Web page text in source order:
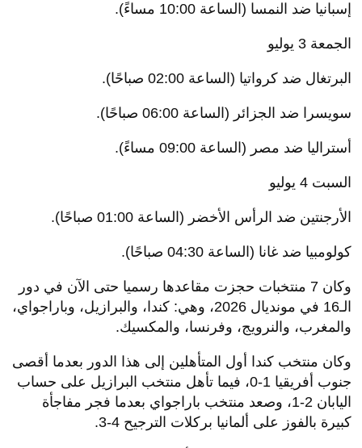
إسبانيا ضد النمسا (الساعة 10:00 مساءً).
الجمعة 3 يوليو
البرتغال ضد كرواتيا (الساعة 02:00 صباحًا).
سويسرا ضد الجزائر (الساعة 06:00 صباحًا).
أستراليا ضد مصر (الساعة 09:00 مساءً).
السبت 4 يوليو
الأرجنتين ضد الرأس الأخضر (الساعة 01:00 صباحًا).
كولومبيا ضد غانا (الساعة 04:30 صباحًا).
وكان 7 منتخبات حجزت مقاعدها رسميا حتى الآن في دور
الـ16 في مونديال 2026، وهي: كندا، والبرازيل، وباراجواي،
والمغرب، والنرويج، وفرنسا، والمكسيك.
وكان منتخب كندا أول المتأهلين إلى هذا الدور بعدما أقصى
جنوب أفريقيا 1-0، فيما تأهل منتخب البرازيل على حساب
اليابان 2-1، وصعد منتخب باراجواي بعدما فجر مفاجأة
كبيرة بالفوز على ألمانيا بركلات الترجيح 4-3.